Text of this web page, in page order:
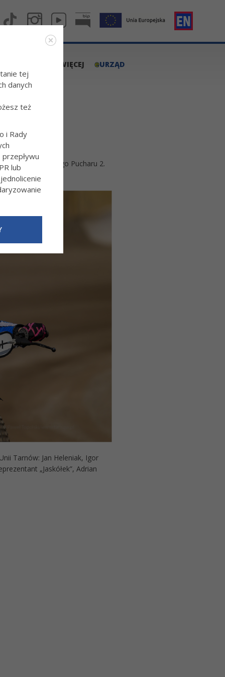
WIĘCEJ eURZĄD
Indywidualnego Pucharu 2.
Tarnów: Jan Heleniak, Igor
„Jaskółek”, Adrian
tej
danych
też
i Rady
lub
Wiecej-